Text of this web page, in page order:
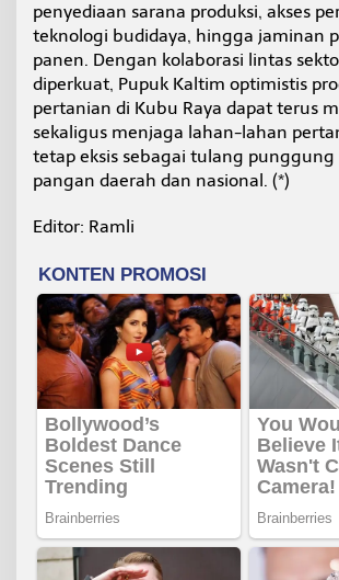
penyediaan sarana produksi, akses
teknologi budidaya, hingga jaminan
panen. Dengan kolaborasi lintas
diperkuat, Pupuk Kaltim optimistis
pertanian di Kubu Raya dapat terus
sekaligus menjaga lahan-lahan
tetap eksis sebagai tulang
pangan daerah dan nasional. (*)
Editor: Ramli